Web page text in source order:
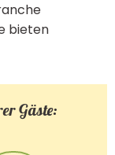
bieten
Gäste: